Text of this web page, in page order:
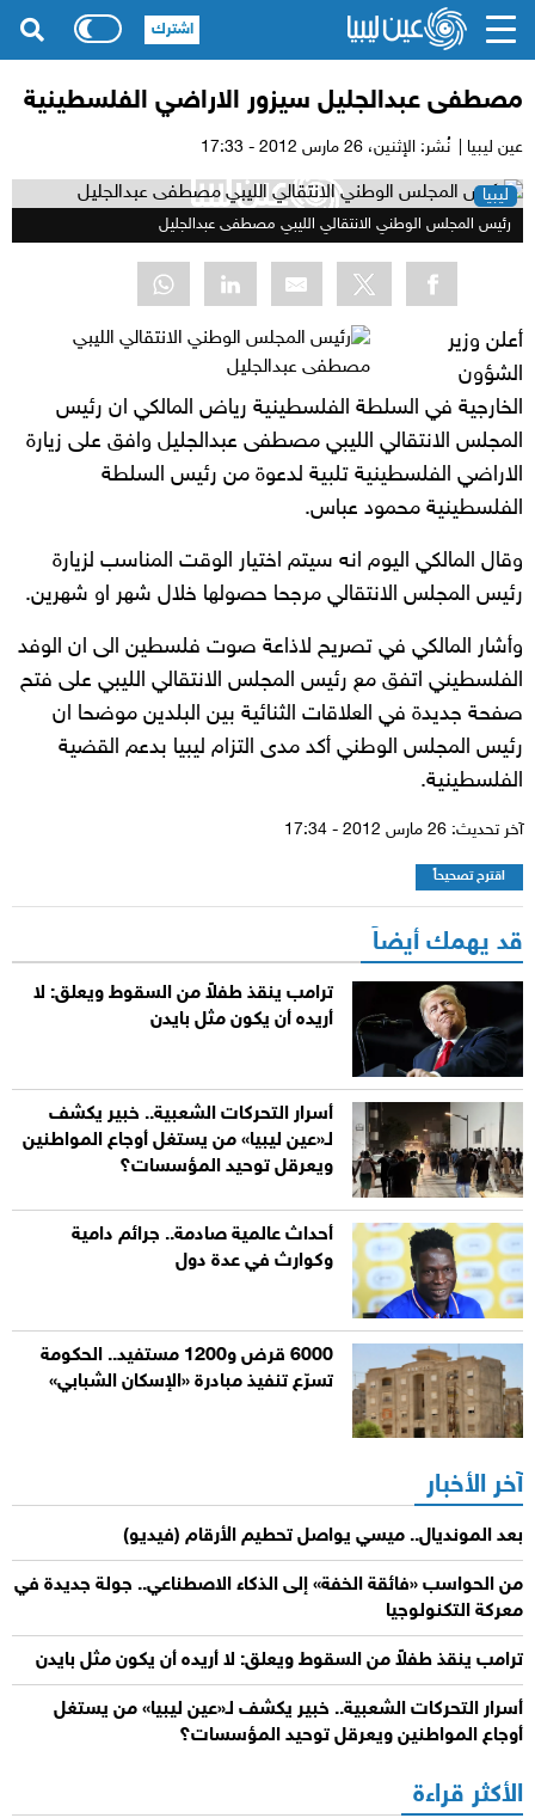
مصطفى عبدالجليل سيزور الاراضي الفلسطينية
عين ليبيا | نُشر: الإثنين،
ليبيا
رئيس المجلس الوطني الانتقالي الليبي مصطفى عبدالجليل
أعلن وزير
الشؤون
الخارجية في السلطة الفلسطينية رياض المالكي ان رئيس
المجلس الانتقالي الليبي مصطفى عبدالجليل وافق على زيارة
الاراضي الفلسطينية تلبية لدعوة من رئيس السلطة
الفلسطينية محمود عباس.
وقال المالكي اليوم انه سيتم اختيار الوقت المناسب لزيارة
رئيس المجلس الانتقالي مرجحا حصولها خلال شهر او شهرين.
وأشار المالكي في تصريح لاذاعة صوت فلسطين الى ان الوفد
الفلسطيني اتفق مع رئيس المجلس الانتقالي الليبي على فتح
صفحة جديدة في العلاقات الثنائية بين البلدين موضحا ان
رئيس المجلس الوطني أكد مدى التزام ليبيا بدعم القضية
الفلسطينية.
آخر تحديث: 26 مارس 2012 - 17:34
اقترح تصحيحاً
قد يهمك أيضاً
ترامب ينقذ طفلاً من السقوط ويعلق: لا
أريده أن يكون مثل بايدن
أسرار التحركات الشعبية.. خبير يكشف
لـ«عين ليبيا» من يستغل أوجاع المواطنين
ويعرقل توحيد المؤسسات؟
أحداث عالمية صادمة.. جرائم دامية
وكوارث في عدة دول
6000 قرض و1200 مستفيد.. الحكومة
تسرّع تنفيذ مبادرة «الإسكان الشبابي»
آخر الأخبار
بعد المونديال.. ميسي يواصل تحطيم الأرقام (فيديو)
من الحواسب «فائقة الخفة» إلى الذكاء الاصطناعي.. جولة جديدة في
معركة التكنولوجيا
ترامب ينقذ طفلاً من السقوط ويعلق: لا أريده أن يكون مثل بايدن
أسرار التحركات الشعبية.. خبير يكشف لـ«عين ليبيا» من يستغل
أوجاع المواطنين ويعرقل توحيد المؤسسات؟
الأكثر قراءة
اشترك